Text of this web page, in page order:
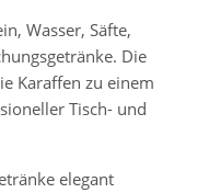
Wasser, Säfte,
Die
Karaffen zu einem
Tisch- und
elegant